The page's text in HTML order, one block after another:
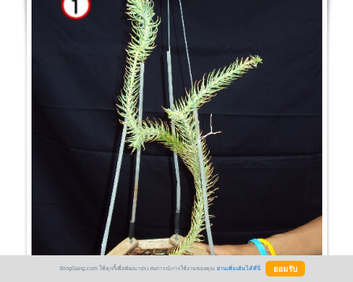
BlogGang.com ใช้คุกกี้เพื่อพัฒนาประสบการณ์การใช้งานของคุณ อ่านเพิ่มเติมได้ที่นี่